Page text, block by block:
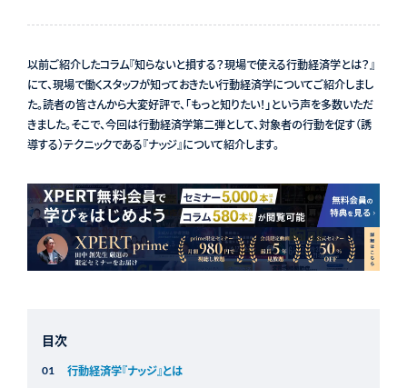
以前ご紹介したコラム『知らないと損する？現場で使える行動経済学とは？』
にて、現場で働くスタッフが知っておきたい行動経済学についてご紹介しまし
た。読者の皆さんから大変好評で、「もっと知りたい！」という声を多数いただ
きました。そこで、今回は行動経済学第二弾として、対象者の行動を促す（誘
導する）テクニックである『ナッジ』について紹介します。
目次
行動経済学『ナッジ』とは